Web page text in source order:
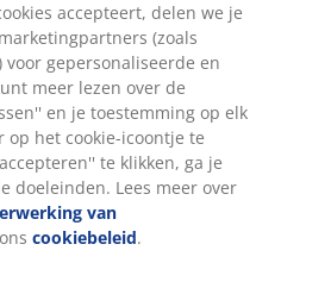
accepteert, delen we je
(zoals
voor gepersonaliseerde en
meer lezen over de
en je toestemming op elk
het cookie-icoontje te
te klikken, ga je
doeleinden. Lees meer over
van
cookiebeleid.